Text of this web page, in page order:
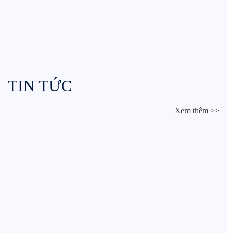
TIN TỨC
Xem thêm >>